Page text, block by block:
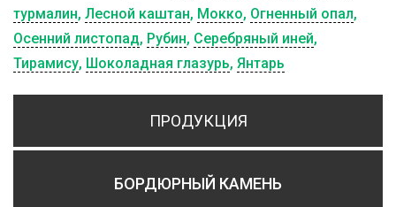
ПРОДУКЦИЯ
БОРДЮРНЫЙ КАМЕНЬ
турмалин, Лесной каштан, Мокко, Огненный опал,
Осенний листопад, Рубин, Серебряный иней,
Тирамису, Шоколадная глазурь, Янтарь